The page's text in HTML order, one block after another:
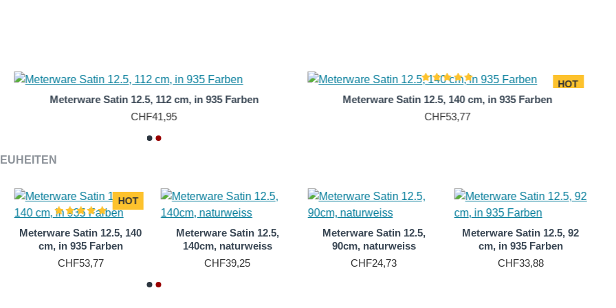
während die Rückseite durch eine feine Rippung charakterisiert ist. Diese Textur entsteht durch die
verwendet werden, um eine hohe Dichte und Knitterfreiheit zu erzielen. Die Fasern sind eng verwoben, was
ideal für eine Vielzahl von Anwendungen macht – von eleganter Bekleidung bis hin zu luxuriösen Heimtextilien.
ist seit Jahrhunderten ein Symbol für
und Tiefe aus und zieht die Aufmerksamkeit auf sich. In einem Kleid oder einer Bluse aus Crepe Satin in Burgunder
Luxus und einem Hauch von königlicher Anmut weckt.
oft zu Zeiten des Wohlstands und der kulturellen Blüte getragen. Im 15. Jahrhundert, während der
am glanzvollen Hof des Herzogtums Burgund. Im 19. Jahrhundert wurde Burgunder in England zu einer beliebten
Meterware Satin 12.5, 112 cm, in 935 Farben
CHF41,95
HOT
Meterware Satin 12.5, 140 cm, in 935 Farben
CHF53,77
HOT
Meterware Satin 12.5, 140
cm, in 935 Farben
CHF53,77
Meterware Satin 12.5,
140cm, naturweiss
CHF39,25
Meterware Satin 12.5,
90cm, naturweiss
CHF24,73
Meterware Satin 12.5, 92
cm, in 935 Farben
CHF33,88